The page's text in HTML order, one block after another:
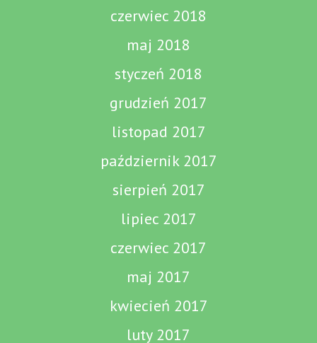
czerwiec 2018
maj 2018
styczeń 2018
grudzień 2017
listopad 2017
październik 2017
sierpień 2017
lipiec 2017
czerwiec 2017
maj 2017
kwiecień 2017
luty 2017